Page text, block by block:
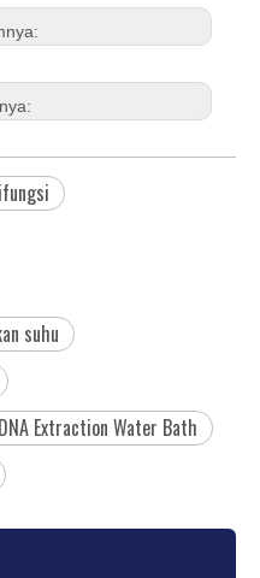
suhu
DNA Extraction Water Bath